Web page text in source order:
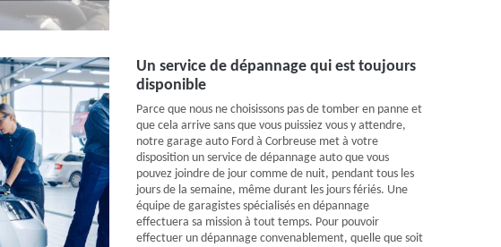
Un service de dépannage qui est toujours
disponible
Parce que nous ne choisissons pas de tomber en panne et
que cela arrive sans que vous puissiez vous y attendre,
notre garage auto Ford à Corbreuse met à votre
disposition un service de dépannage auto que vous
pouvez joindre de jour comme de nuit, pendant tous les
jours de la semaine, même durant les jours fériés. Une
équipe de garagistes spécialisés en dépannage
effectuera sa mission à tout temps. Pour pouvoir
effectuer un dépannage convenablement, quelle que soit